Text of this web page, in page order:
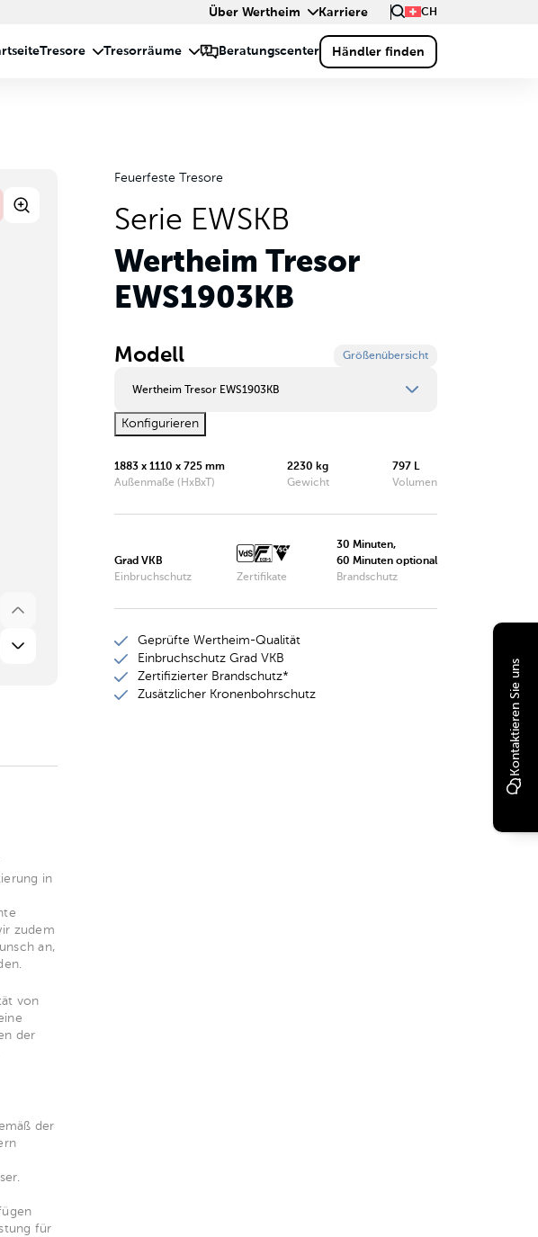
Über Wertheim Karriere CH
Kontaktieren Sie uns
Feuerfeste Tresore
Serie EWSKB
Wertheim Tresor
EWS1903KB
Modell Größenübersicht
Wertheim Tresor EWS1903KB
Wertheim Tresor EWS0849KB
Wertheim Tresor EWS0850KB
Wertheim Tresor EWS1200KB
Wertheim Tresor EWS1600KB
Wertheim Tresor EWS1901KB
Wertheim Tresor EWS1903KB
Wertheim Tresor EWS1902KB
Konfigurieren
1883 x 1110 x 725 mm
Außenmaße (HxBxT)
2230 kg
Gewicht
797 L
Volumen
Grad VKB
Einbruchschutz
Zertifikate
30 Minuten,
60 Minuten optional
Brandschutz
Geprüfte Wertheim-Qualität
Einbruchschutz Grad VKB
Zertifizierter Brandschutz*
Zusätzlicher Kronenbohrschutz
in
zudem
an,
von
der
der
für